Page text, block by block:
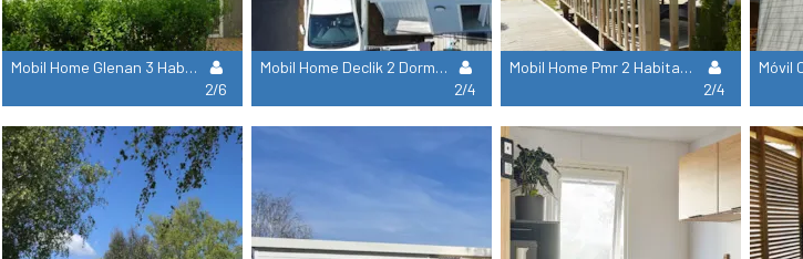
Mobil Home Glenan 3 Habitaciones - 36 M²
2/6
Mobil Home Declik 2 Dormitorios - 29 M² (Domingo)
2/4
Mobil Home Pmr 2 Habitaciones - 34 M²
2/4